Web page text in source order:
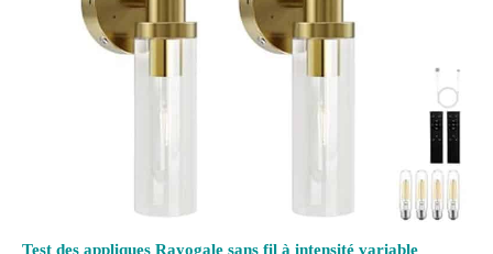
Test des appliques Rayogale sans fil à intensité variable